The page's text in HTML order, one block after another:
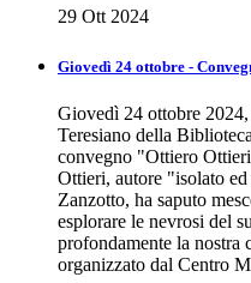
29 Ott 2024
Giovedì 24 ottobre -
Giovedì 24 ottobre
Teresiano della
convegno "Ottiero
Ottieri, autore "isolato
Zanzotto, ha saputo
esplorare le nevrosi del
profondamente la nostra
organizzato dal Centro